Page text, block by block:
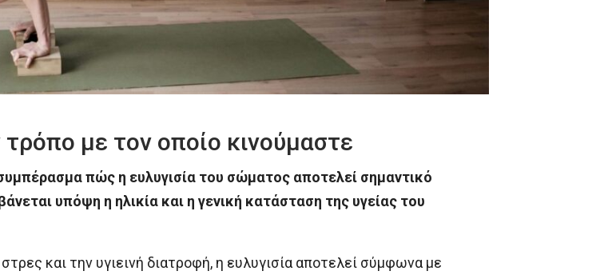
με τον οποίο κινούμαστε
πώς η ευλυγισία του σώματος αποτελεί σημαντικό
υπόψη η ηλικία και η γενική κατάσταση της υγείας του
και την υγιεινή διατροφή, η ευλυγισία αποτελεί σύμφωνα με